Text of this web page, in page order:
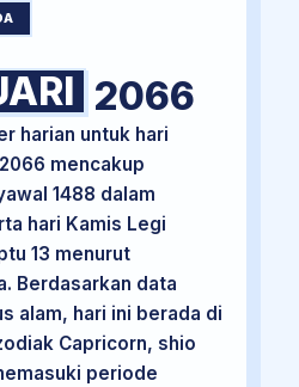
2066
harian untuk hari
mencakup
1488 dalam
hari Kamis Legi
13 menurut
Berdasarkan data
alam, hari ini berada di
Capricorn, shio
periode